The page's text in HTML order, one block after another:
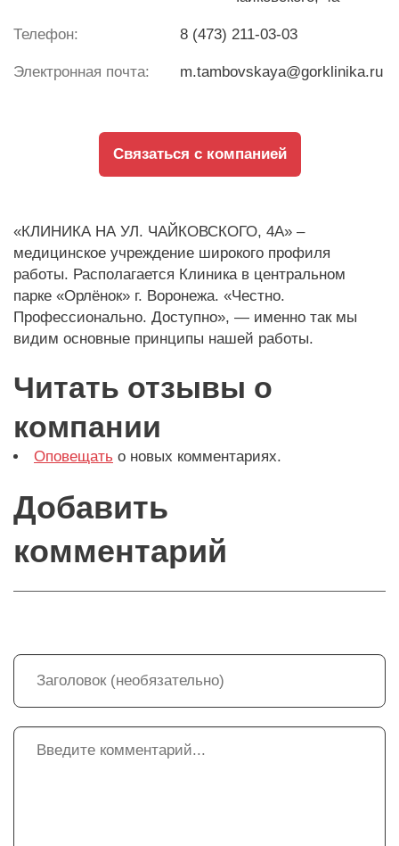
Телефон: 8 (473) 211-03-03
Электронная почта: m.tambovskaya@gorklinika.ru
Связаться с компанией
«КЛИНИКА НА УЛ. ЧАЙКОВСКОГО, 4А» –
медицинское учреждение широкого профиля
работы. Располагается Клиника в центральном
парке «Орлёнок» г. Воронежа. «Честно.
Профессионально. Доступно», — именно так мы
видим основные принципы нашей работы.
Читать отзывы о
компании
Оповещать о новых комментариях.
Добавить
комментарий